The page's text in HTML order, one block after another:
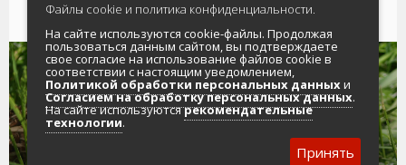
08.08.2026 НОВОСТИ
Файлы cookie и политика конфиденциальности.
На сайте используются cookie-файлы. Продолжая
пользоваться данным сайтом, вы подтверждаете
свое согласие на использование файлов cookie в
соответствии с настоящим уведомлением,
Политикой обработки персональных данныхи
Согласием на обработку персональных данных.
На сайте используютсярекомендательные
технологии.
Принять